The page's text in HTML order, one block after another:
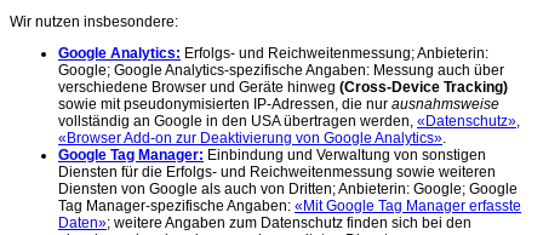
Wir nutzen insbesondere:
Google Analytics: Erfolgs- und Reichweitenmessung; Anbieterin:
Google; Google Analytics-spezifische Angaben: Messung auch über
verschiedene Browser und Geräte hinweg (Cross-Device Tracking)
sowie mit pseudonymisierten IP-Adressen, die nur ausnahmsweise
vollständig an Google in den USA übertragen werden, «Datenschutz»,
«Browser Add-on zur Deaktivierung von Google Analytics».
Google Tag Manager: Einbindung und Verwaltung von sonstigen
Diensten für die Erfolgs- und Reichweitenmessung sowie weiteren
Diensten von Google als auch von Dritten; Anbieterin: Google; Google
Tag Manager-spezifische Angaben: «Mit Google Tag Manager erfasste
Daten»; weitere Angaben zum Datenschutz finden sich bei den